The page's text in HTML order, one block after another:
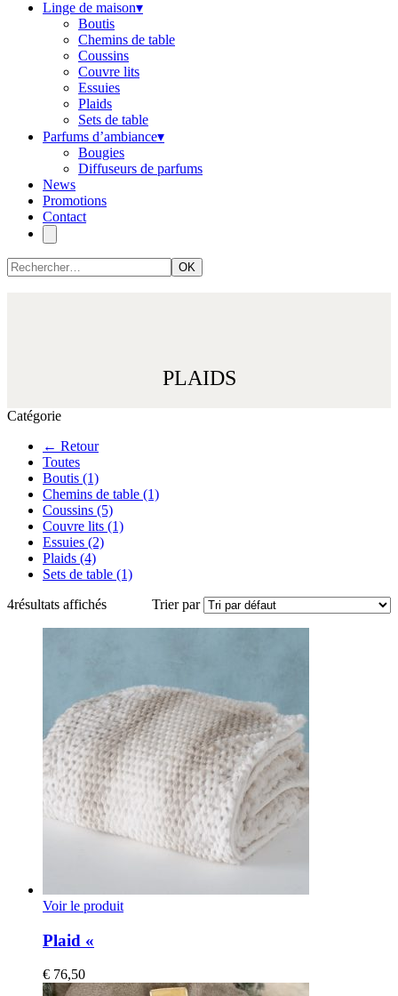
Linge de maison▾
Boutis
Chemins de table
Coussins
Couvre lits
Essuies
Plaids
Sets de table
Parfums d’ambiance▾
Bougies
Diffuseurs de parfums
News
Promotions
Contact
OK
PLAIDS
Catégorie
← Retour
Toutes
Boutis (1)
Chemins de table (1)
Coussins (5)
Couvre lits (1)
Essuies (2)
Plaids (4)
Sets de table (1)
4résultats affichés Trier par
Voir le produit
Plaid «
€ 76,50